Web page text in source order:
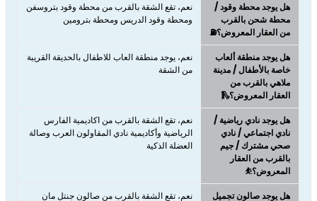
هل يوجد محطة وقود /
محطة شحن بالقرب
من العقار المعروض؟⛽
نعم، تقع الشقة بالقرب من محطة وقود بتروسفن
ومحطة وقود الدريس ومحطة بترومين
هل يوجد منطقة ألعاب
خاصة بالأطفال / مدينة
ملاهي بالقرب من
العقار المعروض؟🛝
نعم، يوجد منطقة العاب للاطفال بالحديقة القريبة
من الشقة
هل يوجد نادي رياضية /
نادي اجتماعي / نادي
صحي مشترك / جيم
بالقرب من العقار
المعروض؟⛹
نعم، تقع الشقة بالقرب من اكاديمية الفارس
الرياضية وأكاديمية نادي المقاولون العرب وصالة
العضلة الذكية
هل يوجد صالون تجميل
نعم، تقع الشقة بالقرب من صالون جنتل مان